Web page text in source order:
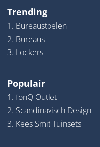
Trending
1. Bureaustoelen
2. Bureaus
3. Lockers
Populair
1. fonQ Outlet
2. Scandinavisch Design
3. Kees Smit Tuinsets